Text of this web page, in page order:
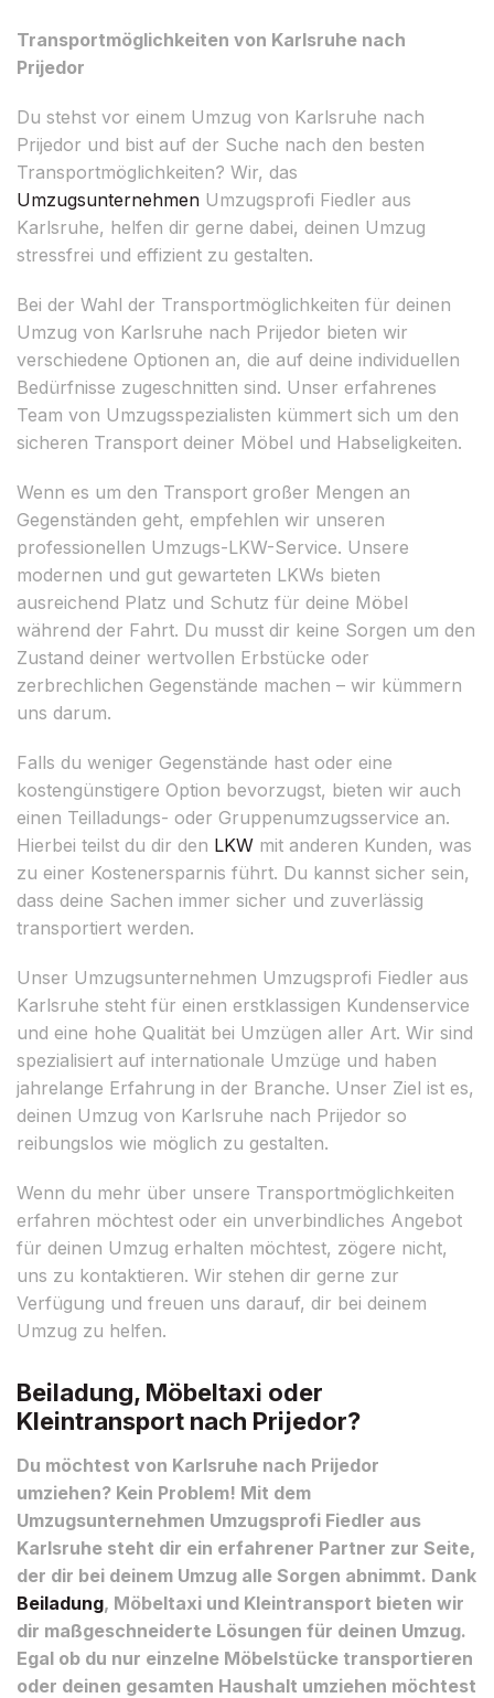
Transportmöglichkeiten von Karlsruhe nach
Prijedor
Du stehst vor einem Umzug von Karlsruhe nach
Prijedor und bist auf der Suche nach den besten
Transportmöglichkeiten? Wir, das
Umzugsunternehmen Umzugsprofi Fiedler aus
Karlsruhe, helfen dir gerne dabei, deinen Umzug
stressfrei und effizient zu gestalten.
Bei der Wahl der Transportmöglichkeiten für deinen
Umzug von Karlsruhe nach Prijedor bieten wir
verschiedene Optionen an, die auf deine individuellen
Bedürfnisse zugeschnitten sind. Unser erfahrenes
Team von Umzugsspezialisten kümmert sich um den
sicheren Transport deiner Möbel und Habseligkeiten.
Wenn es um den Transport großer Mengen an
Gegenständen geht, empfehlen wir unseren
professionellen Umzugs-LKW-Service. Unsere
modernen und gut gewarteten LKWs bieten
ausreichend Platz und Schutz für deine Möbel
während der Fahrt. Du musst dir keine Sorgen um den
Zustand deiner wertvollen Erbstücke oder
zerbrechlichen Gegenstände machen – wir kümmern
uns darum.
Falls du weniger Gegenstände hast oder eine
kostengünstigere Option bevorzugst, bieten wir auch
einen Teilladungs- oder Gruppenumzugsservice an.
Hierbei teilst du dir den LKW mit anderen Kunden, was
zu einer Kostenersparnis führt. Du kannst sicher sein,
dass deine Sachen immer sicher und zuverlässig
transportiert werden.
Unser Umzugsunternehmen Umzugsprofi Fiedler aus
Karlsruhe steht für einen erstklassigen Kundenservice
und eine hohe Qualität bei Umzügen aller Art. Wir sind
spezialisiert auf internationale Umzüge und haben
jahrelange Erfahrung in der Branche. Unser Ziel ist es,
deinen Umzug von Karlsruhe nach Prijedor so
reibungslos wie möglich zu gestalten.
Wenn du mehr über unsere Transportmöglichkeiten
erfahren möchtest oder ein unverbindliches Angebot
für deinen Umzug erhalten möchtest, zögere nicht,
uns zu kontaktieren. Wir stehen dir gerne zur
Verfügung und freuen uns darauf, dir bei deinem
Umzug zu helfen.
Beiladung, Möbeltaxi oder
Kleintransport nach Prijedor?
Du möchtest von Karlsruhe nach Prijedor
umziehen? Kein Problem! Mit dem
Umzugsunternehmen Umzugsprofi Fiedler aus
Karlsruhe steht dir ein erfahrener Partner zur Seite,
der dir bei deinem Umzug alle Sorgen abnimmt. Dank
Beiladung, Möbeltaxi und Kleintransport bieten wir
dir maßgeschneiderte Lösungen für deinen Umzug.
Egal ob du nur einzelne Möbelstücke transportieren
oder deinen gesamten Haushalt umziehen möchtest